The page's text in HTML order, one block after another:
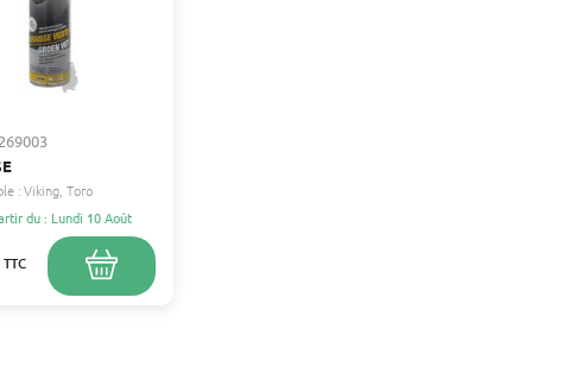
:Viking Toro
du : Lundi 10 Août
TTC